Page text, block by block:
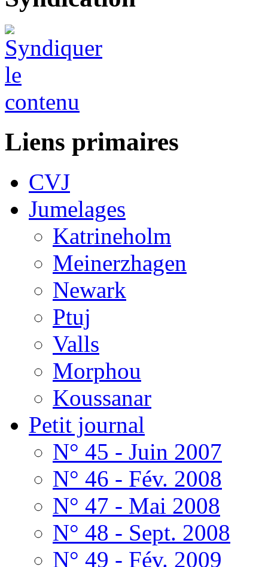
Liens primaires
CVJ
Jumelages
Katrineholm
Meinerzhagen
Newark
Ptuj
Valls
Morphou
Koussanar
Petit journal
N° 45 - Juin 2007
N° 46 - Fév. 2008
N° 47 - Mai 2008
N° 48 - Sept. 2008
N° 49 - Fév. 2009